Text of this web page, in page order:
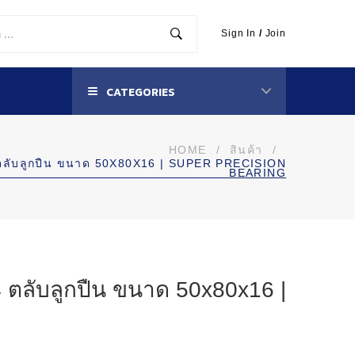
Sign In / Join
CATEGORIES
HOME / สินค้า
/
ลับลูกปืน ขนาด 50X80X16 | SUPER PRECISION
BEARING
ตลับลูกปืน ขนาด 50x80x16 |